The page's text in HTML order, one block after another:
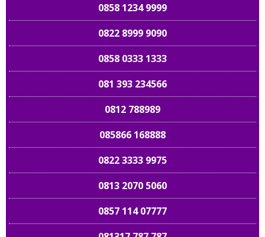
0858 1234 9999
0822 8999 9090
0858 0333 1333
081 393 234566
0812 788989
085866 168888
0822 3333 9975
0813 2070 5060
0857 114 07777